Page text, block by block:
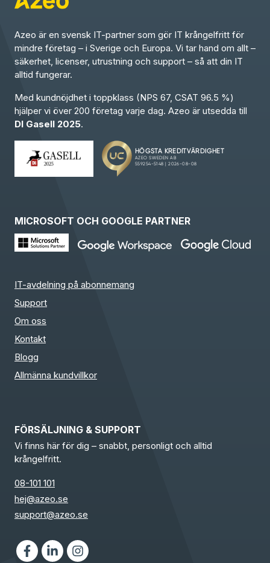
Azeo är en svensk IT-partner som gör IT krångelfritt för
mindre företag – i Sverige och Europa. Vi tar hand om allt –
säkerhet, licenser, utrustning och support – så att din IT
alltid fungerar.
Med kundnöjdhet i toppklass (NPS 67, CSAT 96.5 %)
hjälper vi över 200 företag varje dag. Azeo är utsedda till
DI Gasell 2025.
MICROSOFT OCH GOOGLE PARTNER
IT-avdelning på abonnemang
Support
Om oss
Kontakt
Blogg
Allmänna kundvillkor
FÖRSÄLJNING & SUPPORT
Vi finns här för dig – snabbt, personligt och alltid
krångelfritt.
08-101 101
hej@azeo.se
support@azeo.se
Facebook
LinkedInInstagram